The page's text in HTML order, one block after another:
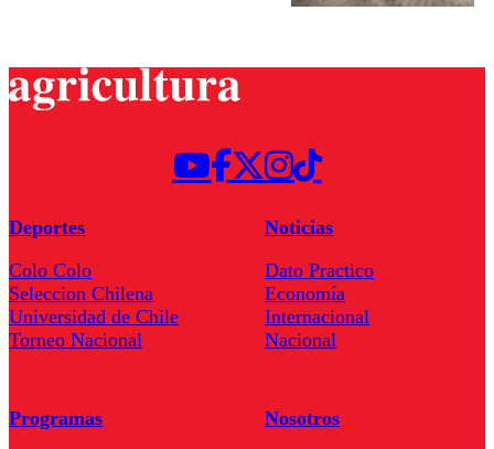
Deportes
Colo Colo
Seleccion Chilena
Universidad de Chile
Torneo Nacional
Noticias
Dato Practico
Economía
Internacional
Nacional
Programas
Nosotros